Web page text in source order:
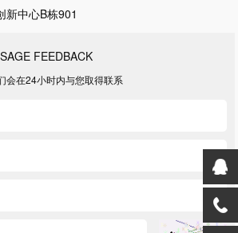
新中心B栋901
FEEDBACK
会在24小时内与您取得联系